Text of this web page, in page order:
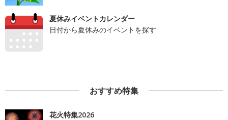
夏休みイベントカレンダー
日付から夏休みのイベントを探す
おすすめ特集
花火特集2026